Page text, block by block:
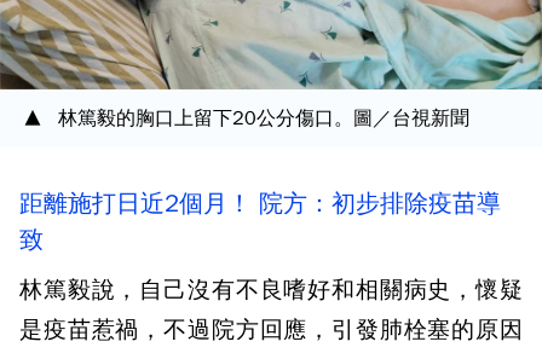
林篤毅的胸口上留下20公分傷口。圖／台視新聞
距離施打日近2個月！ 院方：初步排除疫苗導
致
林篤毅說，自己沒有不良嗜好和相關病史，懷疑
是疫苗惹禍，不過院方回應，引發肺栓塞的原因